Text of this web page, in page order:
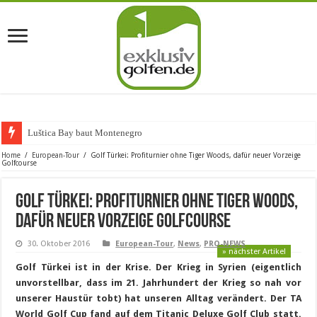
Luštica Bay baut Montenegros erste Gol
Home / European-Tour /
Golf Türkei: Profiturnier ohne Tiger Woods, dafür neuer Vorzeige
Golfcourse
Golf Türkei: Profiturnier ohne Tiger Woods,
dafür neuer Vorzeige Golfcourse
30. Oktober 2016 European-Tour, News, PRO-NEWS
» nächster Artikel
Golf Türkei ist in der Krise. Der Krieg in Syrien (eigentlich
unvorstellbar, dass im 21. Jahrhundert der Krieg so nah vor
unserer Haustür tobt) hat unseren Alltag verändert. Der TA
World Golf Cup fand auf dem Titanic Deluxe Golf Club statt.